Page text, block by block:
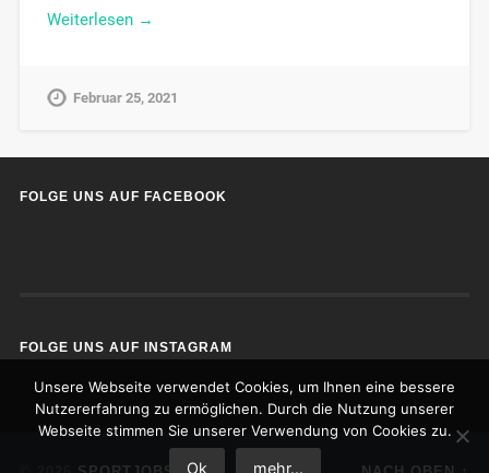
Weiterlesen →
Februar 25, 2021
FOLGE UNS AUF FACEBOOK
FOLGE UNS AUF INSTAGRAM
Unsere Webseite verwendet Cookies, um Ihnen eine bessere
Nutzererfahrung zu ermöglichen. Durch die Nutzung unserer
Webseite stimmen Sie unserer Verwendung von Cookies zu.
Ok mehr...